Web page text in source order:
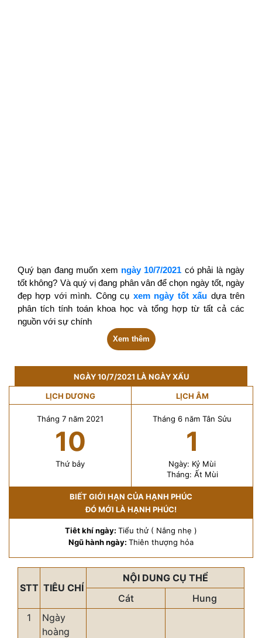
Quý bạn đang muốn xem ngày 10/7/2021 có phải là ngày
tốt không? Và quý vị đang phân vân để chọn ngày tốt, ngày
đẹp hợp với mình. Công cụ xem ngày tốt xấu dựa trên
phân tích tính toán khoa học và tổng hợp từ tất cả các
nguồn với sự chính
Xem thêm
NGÀY 10/7/2021 LÀ NGÀY XẤU
LỊCH DƯƠNG LỊCH ÂM
Tháng 7 năm 2021
10
Thứ bảy
Tháng 6 năm Tân Sửu
1
Ngày: Kỷ Mùi
Tháng: Ất Mùi
BIẾT GIỚI HẠN CỦA HẠNH PHÚC
ĐÓ MỚI LÀ HẠNH PHÚC!
Tiêt khí ngày: Tiểu thử ( Nắng nhẹ )
Ngũ hành ngày: Thiên thượng hỏa
STT TIÊU CHÍ
NỘI DUNG CỤ THỂ
Cát
Hung
1
Ngày
hoàng